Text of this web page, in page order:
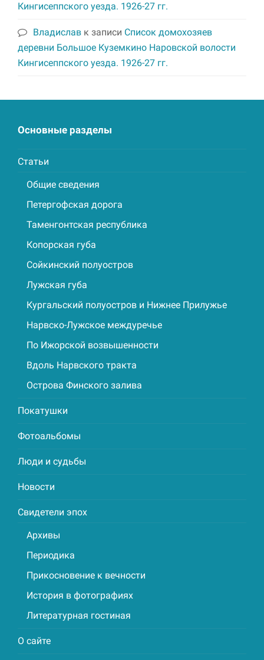
Кингисеппского уезда. 1926-27 гг.
Владислав к записи Список домохозяев
деревни Большое Куземкино Наровской волости
Кингисеппского уезда. 1926-27 гг.
Основные разделы
Статьи
Общие сведения
Петергофская дорога
Таменгонтская республика
Копорская губа
Сойкинский полуостров
Лужская губа
Кургальский полуостров и Нижнее Прилужье
Нарвско-Лужское междуречье
По Ижорской возвышенности
Вдоль Нарвского тракта
Острова Финского залива
Покатушки
Фотоальбомы
Люди и судьбы
Новости
Свидетели эпох
Архивы
Периодика
Прикосновение к вечности
История в фотографиях
Литературная гостиная
О сайте